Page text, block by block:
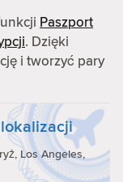
Paszport
. Dzięki
i tworzyć pary
Los Angeles,